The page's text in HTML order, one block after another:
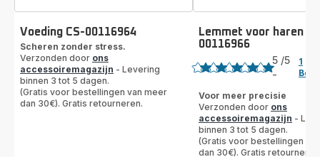
Voeding CS-00116964
Scheren zonder stress.
Verzonden door ons
accessoiremagazijn - Levering
binnen 3 tot 5 dagen.
(Gratis voor bestellingen van meer
dan 30€). Gratis retourneren.
Lemmet voor haren
00116966
Beoordeling
met
5
sterren
(gemiddeld)
5 /5
-
1
Voor meer precisie
Verzonden door ons
accessoiremagazijn -
binnen 3 tot 5 dagen.
(Gratis voor bestellingen
dan 30€). Gratis